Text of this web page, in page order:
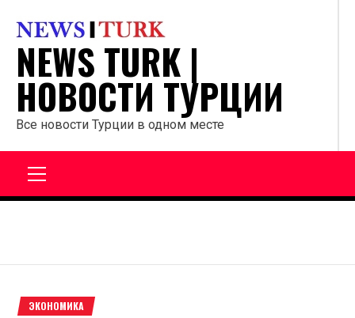
содержанию
NEWS TURK |
НОВОСТИ ТУРЦИИ
Все новости Турции в одном месте
ЭКОНОМИКА